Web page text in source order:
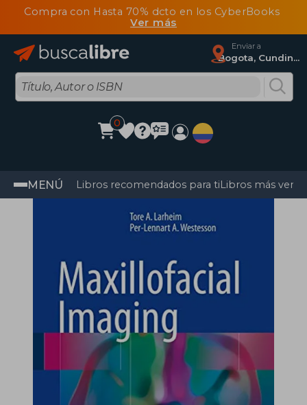
Compra con Hasta 70% dcto en los CyberBooks
Ver más
Enviar a
Bogota, Cundinamarca
0
MENÚ Libros recomendados para tiLibros más